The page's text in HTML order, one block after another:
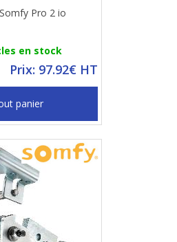
Pro 2 io
en stock
Prix: 97.92€ HT
panier